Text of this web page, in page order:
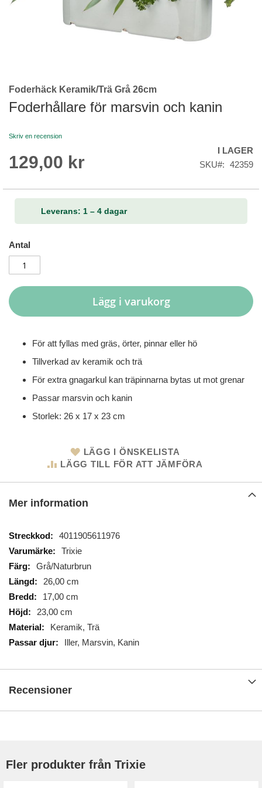
Skip
to
the
of
images
Foderhäck Keramik/Trä Grå 26cm
Foderhållare för marsvin och kanin
Skriv en recension
129,00 kr
I LAGER
SKU
42359
Leverans: 1 – 4 dagar
Antal
Lägg i varukorg
För att fyllas med gräs, örter, pinnar eller hö
Tillverkad av keramik och trä
För extra gnagarkul kan träpinnarna bytas ut mot grenar
Passar marsvin och kanin
Storlek: 26 x 17 x 23 cm
LÄGG I ÖNSKELISTA
LÄGG TILL FÖR ATT JÄMFÖRA
Mer information
Mer
information
4011905611976
Trixie
Grå/Naturbrun
26,00 cm
17,00 cm
23,00 cm
Keramik, Trä
Iller, Marsvin, Kanin
Recensioner
Fler produkter från Trixie